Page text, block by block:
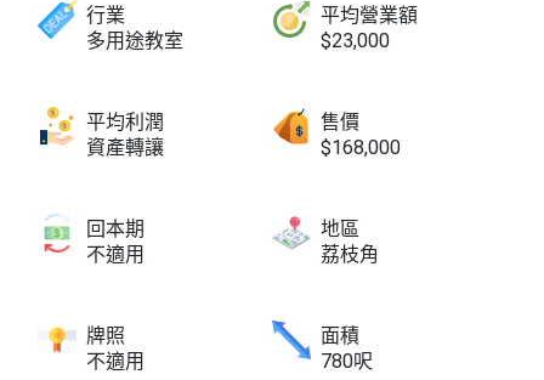
行業
多用途教室
平均營業額
$23,000
平均利潤
資產轉讓
售價
$168,000
回本期
不適用
地區
荔枝角
牌照
不適用
面積
780呎